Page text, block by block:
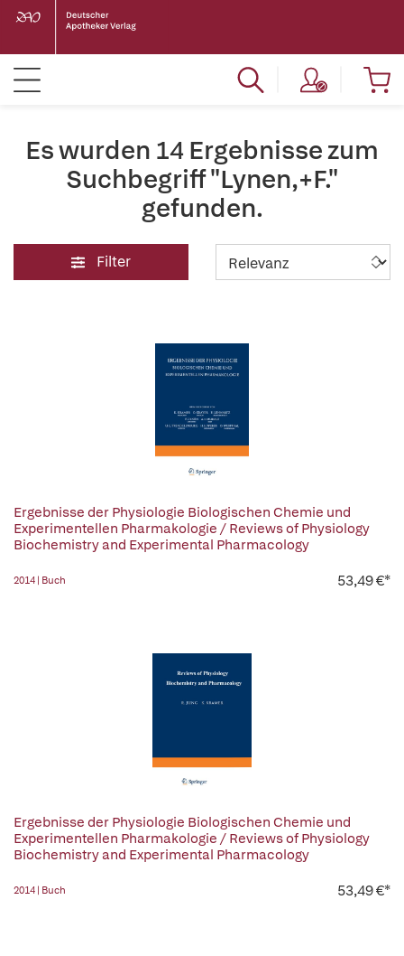
Es wurden 14 Ergebnisse zum
Suchbegriff "Lynen,+F."
gefunden.
Filter
Ergebnisse der Physiologie Biologischen Chemie und
Experimentellen Pharmakologie / Reviews of Physiology
Biochemistry and Experimental Pharmacology
2014 | Buch 53,49 €*
Ergebnisse der Physiologie Biologischen Chemie und
Experimentellen Pharmakologie / Reviews of Physiology
Biochemistry and Experimental Pharmacology
2014 | Buch 53,49 €*